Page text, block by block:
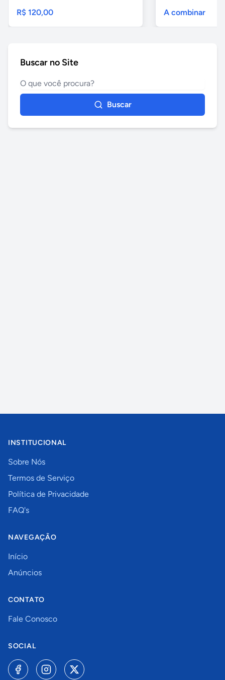
R$ 120,00 A combinar
Buscar no Site
Buscar
INSTITUCIONAL
Sobre Nós
Termos de Serviço
Política de Privacidade
FAQ's
NAVEGAÇÃO
Início
Anúncios
CONTATO
Fale Conosco
SOCIAL